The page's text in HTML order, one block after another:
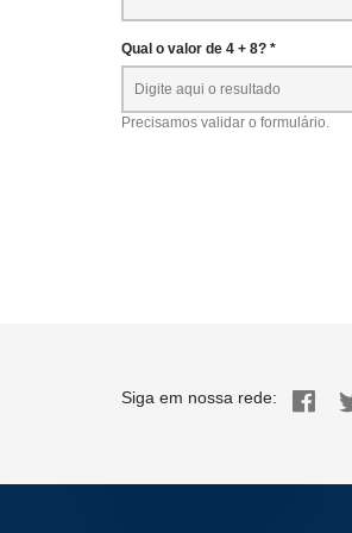
Qual o valor de 4 + 8? *
Precisamos validar o formulário.
Siga em nossa rede: